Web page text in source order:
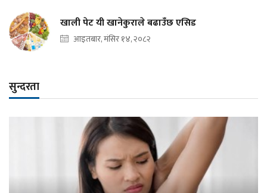
खाली पेट यी खानेकुराले बढाउँछ एसिड
आइतबार, मंसिर १४, २०८२
सुन्दरता